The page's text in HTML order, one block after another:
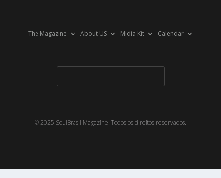
The Magazine About US Midia Kit Calendar
© 2025 SoulBrasil Magazine. Todos os direitos reservados.